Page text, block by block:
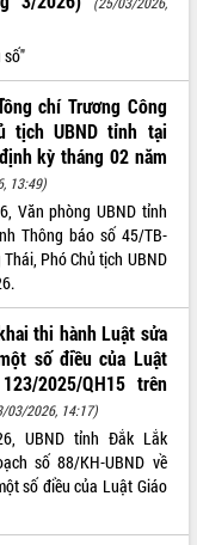
số"
chí Trương Công
tịch UBND tỉnh tại
kỳ tháng 02 năm
13:49)
Văn phòng UBND tỉnh
Thông báo số 45/TB-
Phó Chủ tịch UBND
thi hành Luật sửa
số điều của Luật
2025/QH15 trên
03/2026, 14:17)
UBND tỉnh Đắk Lắk
số 88/KH-UBND về
số điều của Luật Giáo